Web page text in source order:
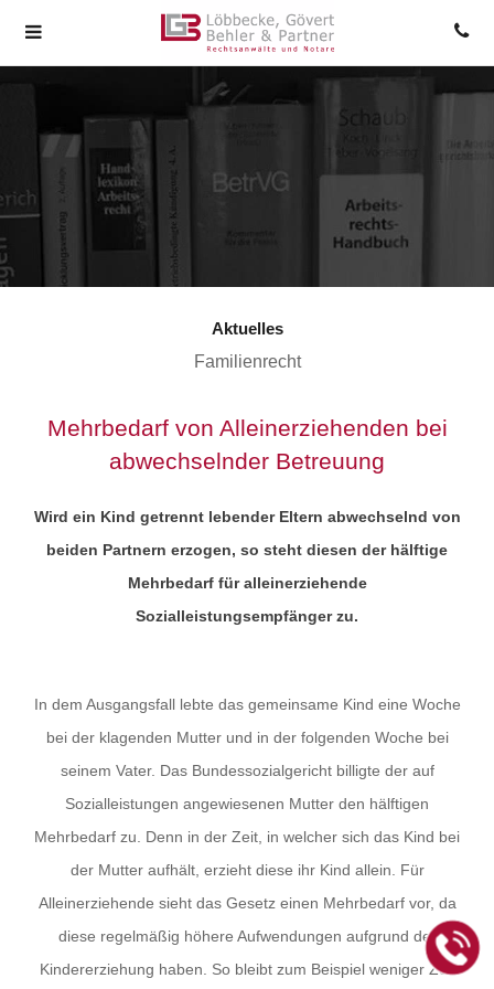
Aktuelles
Familienrecht
Mehrbedarf von Alleinerziehenden bei
abwechselnder Betreuung
Wird ein Kind getrennt lebender Eltern abwechselnd von
beiden Partnern erzogen, so steht diesen der hälftige
Mehrbedarf für alleinerziehende
Sozialleistungsempfänger zu.
In dem Ausgangsfall lebte das gemeinsame Kind eine Woche
bei der klagenden Mutter und in der folgenden Woche bei
seinem Vater. Das Bundessozialgericht billigte der auf
Sozialleistungen angewiesenen Mutter den hälftigen
Mehrbedarf zu. Denn in der Zeit, in welcher sich das Kind bei
der Mutter aufhält, erzieht diese ihr Kind allein. Für
Alleinerziehende sieht das Gesetz einen Mehrbedarf vor, da
diese regelmäßig höhere Aufwendungen aufgrund der
Kindererziehung haben. So bleibt zum Beispiel weniger Zeit